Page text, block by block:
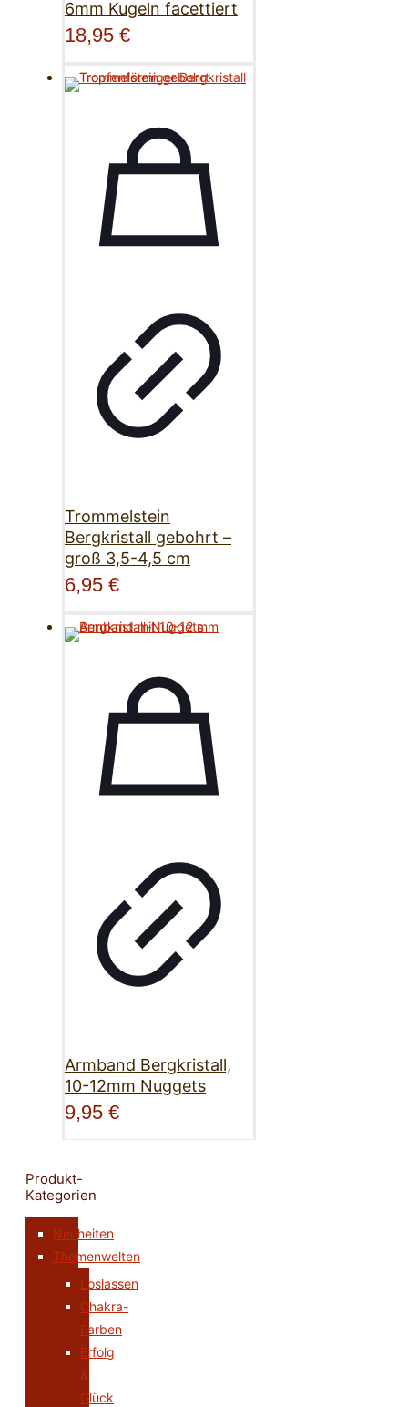
6mm Kugeln facettiert
18,95 €
Trommelstein
Bergkristall gebohrt –
groß 3,5-4,5 cm
6,95 €
Armband Bergkristall,
10-12mm Nuggets
9,95 €
Produkt-
Kategorien
Neuheiten
Themenwelten
Loslassen
Chakra-
Farben
Erfolg
&
Glück